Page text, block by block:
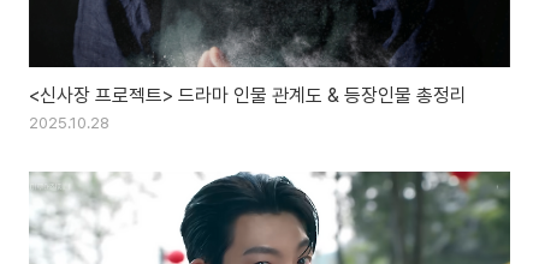
<신사장 프로젝트> 드라마 인물 관계도 & 등장인물 총정리
2025.10.28